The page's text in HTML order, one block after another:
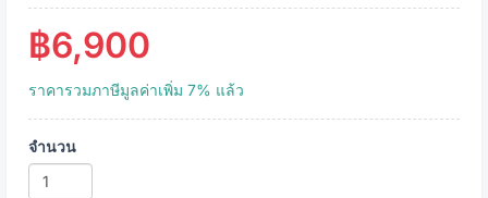
฿6,900
ราคารวมภาษีมูลค่าเพิ่ม 7% แล้ว
จำนวน